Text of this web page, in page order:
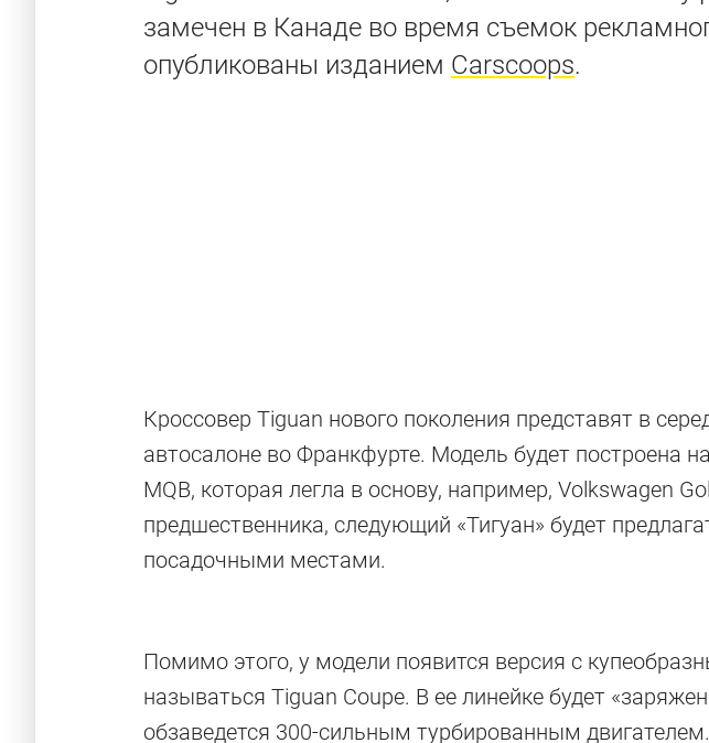
замечен в Канаде во время съемок
опубликованы изданием Carscoops.
Кроссовер Tiguan нового поколения представят в
автосалоне во Франкфурте. Модель будет построена
MQB, которая легла в основу, например, Volkswagen
предшественника, следующий «Тигуан» будет
посадочными местами.
Помимо этого, у модели появится версия с
называться Tiguan Coupe. В ее линейке будет
обзаведется 300-сильным турбированным двигателем.